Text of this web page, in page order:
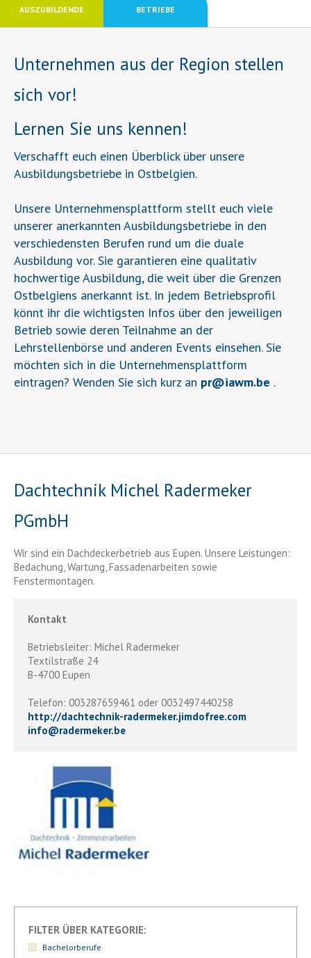
AUSZUBILDENDE BETRIEBE
Unternehmen aus der Region stellen
sich vor!
Lernen Sie uns kennen!
Verschafft euch einen Überblick über unsere
Ausbildungsbetriebe in Ostbelgien.
Unsere Unternehmensplattform stellt euch viele
unserer anerkannten Ausbildungsbetriebe in den
verschiedensten Berufen rund um die duale
Ausbildung vor. Sie garantieren eine qualitativ
hochwertige Ausbildung, die weit über die Grenzen
Ostbelgiens anerkannt ist. In jedem Betriebsprofil
könnt ihr die wichtigsten Infos über den jeweiligen
Betrieb sowie deren Teilnahme an der
Lehrstellenbörse und anderen Events einsehen. Sie
möchten sich in die Unternehmensplattform
eintragen? Wenden Sie sich kurz an pr@iawm.be .
Dachtechnik Michel Radermeker
PGmbH
Wir sind ein Dachdeckerbetrieb aus Eupen. Unsere Leistungen:
Bedachung, Wartung, Fassadenarbeiten sowie
Fenstermontagen.
Kontakt
Betriebsleiter: Michel Radermeker
Textilstraße 24
B-4700 Eupen
Telefon: 003287659461 oder 0032497440258
http://dachtechnik-radermeker.jimdofree.com
info@radermeker.be
FILTER ÜBER KATEGORIE:
Bachelorberufe